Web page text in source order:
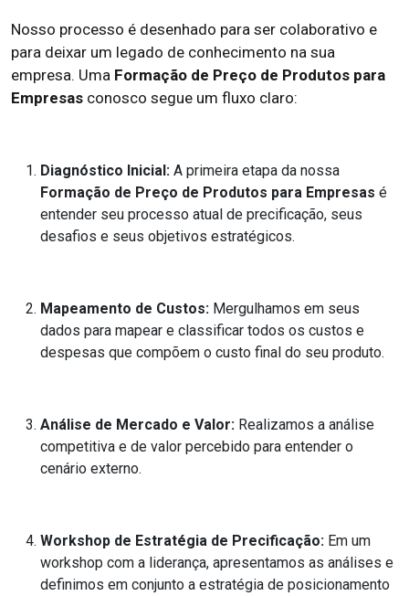
Nosso processo é desenhado para ser colaborativo e
para deixar um legado de conhecimento na sua
empresa. Uma Formação de Preço de Produtos para
Empresas conosco segue um fluxo claro:
Diagnóstico Inicial: A primeira etapa da nossa
Formação de Preço de Produtos para Empresas é
entender seu processo atual de precificação, seus
desafios e seus objetivos estratégicos.
Mapeamento de Custos: Mergulhamos em seus
dados para mapear e classificar todos os custos e
despesas que compõem o custo final do seu produto.
Análise de Mercado e Valor: Realizamos a análise
competitiva e de valor percebido para entender o
cenário externo.
Workshop de Estratégia de Precificação: Em um
workshop com a liderança, apresentamos as análises e
definimos em conjunto a estratégia de posicionamento